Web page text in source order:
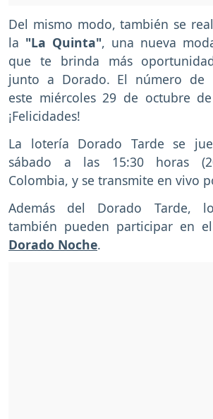
Del mismo modo, también se
la "La Quinta", una nueva
que te brinda más
junto a Dorado. El número de
este miércoles 29 de octubre
¡Felicidades!
La lotería Dorado Tarde se
sábado a las 15:30 horas
Colombia, y se transmite en vivo
Además del Dorado Tarde,
también pueden participar en el
Dorado Noche.